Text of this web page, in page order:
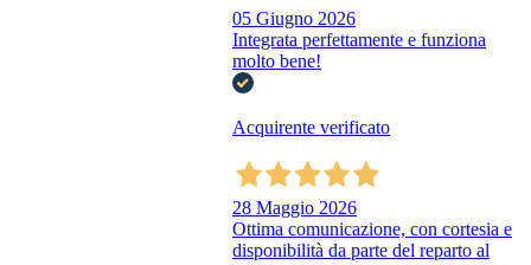
05 Giugno 2026
Integrata perfettamente e funziona
molto bene!
Acquirente verificato
28 Maggio 2026
Ottima comunicazione, con cortesia e
disponibilità da parte del reparto al